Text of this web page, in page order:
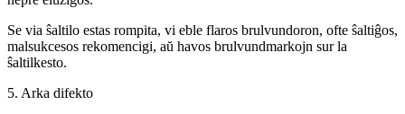
Se via ŝaltilo estas rompita, vi eble flaros brulvundoron, ofte ŝaltiĝos,
malsukcesos rekomencigi, aŭ havos brulvundmarkojn sur la
ŝaltilkesto.
5. Arka difekto